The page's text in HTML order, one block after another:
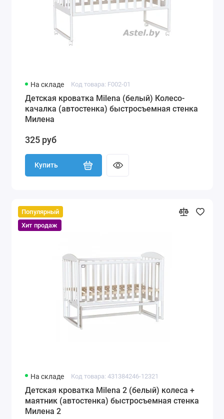
На складе Код товара: F002-01
Детская кроватка Milena (белый) Колесо-
качалка (автостенка) быстросъемная стенка
Милена
325 руб
Купить
Популярный
Хит продаж
На складе Код товара: 431384246-12321
Детская кроватка Milena 2 (белый) колеса +
маятник (автостенка) быстросъемная стенка
Милена 2